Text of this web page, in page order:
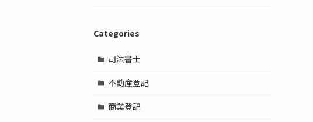
Categories
司法書士
不動産登記
商業登記